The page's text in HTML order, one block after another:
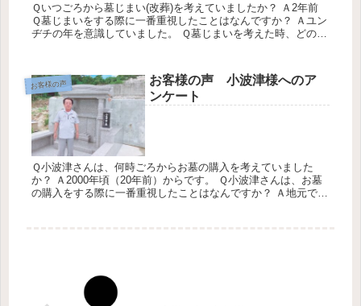
Ｑいつごろから墓じまい(改葬)を考えていましたか？ Ａ2年前
Ｑ墓じまいをする際に一番重視したことはなんですか？ Ａユン
ヂチの年を意識していました。 Ｑ墓じまいを考えた時、どのよ
お客様の声
お客様の声 小波津様へのア
ンケート
Ｑ小波津さんは、何時ごろからお墓の購入を考えていました
か？ Ａ2000年頃（20年前）からです。 Ｑ小波津さんは、お墓
の購入をする際に一番重視したことはなんですか？ Ａ地元であ